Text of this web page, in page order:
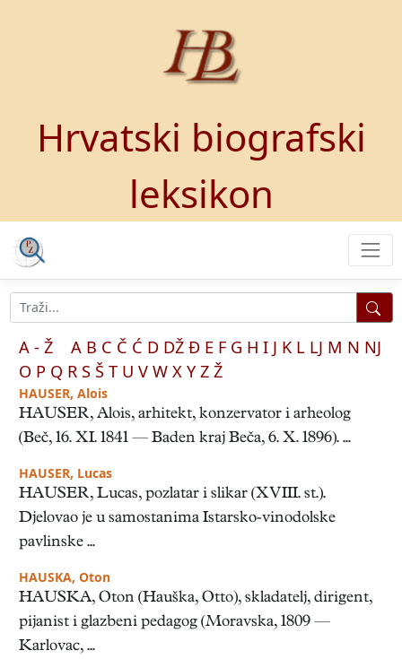
Hrvatski biografski
leksikon
A - Ž A B C Č Ć D DŽ Đ E F G H I J K L LJ M N NJ
O P Q R S Š T U V W X Y Z Ž
HAUSER, Alois
HAUSER, Alois, arhitekt, konzervator i arheolog
(Beč, 16. XI. 1841 — Baden kraj Beča, 6. X. 1896). ...
HAUSER, Lucas
HAUSER, Lucas, pozlatar i slikar (XVIII. st.).
Djelovao je u samostanima Istarsko-vinodolske
pavlinske ...
HAUSKA, Oton
HAUSKA, Oton (Hauška, Otto), skladatelj, dirigent,
pijanist i glazbeni pedagog (Moravska, 1809 —
Karlovac, ...